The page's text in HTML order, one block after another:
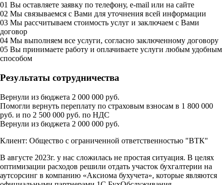
01 Вы оставляете заявку по телефону, e-mail или на сайте
02 Мы связываемся с Вами для уточнения всей информации
03 Мы рассчитываем стоимость услуг и заключаем с Вами
договор
04 Мы выполняем все услуги, согласно заключенному договору
05 Вы принимаете работу и оплачиваете услуги любым удобным
способом
Результаты сотрудничества
Вернули из бюджета 2 000 000 руб.
Помогли вернуть переплату по страховым взносам в 1 800 000
руб. и по 2 500 000 руб. по НДС
Вернули из бюджета 2 000 000 руб.
Клиент: Общество с ограниченной ответственностью "ВТК"
В августе 2023г. у нас сложилась не простая ситуация. В целях
оптимизации расходов решили отдать участок бухгалтерии на
аутсорсинг в компанию «Аксиома бухучета», которые являются